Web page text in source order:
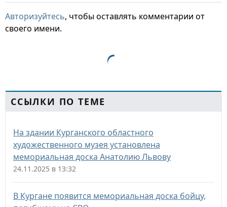
Авторизуйтесь, чтобы оставлять комментарии от
своего имени.
ССЫЛКИ ПО ТЕМЕ
На здании Курганского областного
художественного музея установлена
мемориальная доска Анатолию Львову
24.11.2025 в 13:32
В Кургане появится мемориальная доска бойцу,